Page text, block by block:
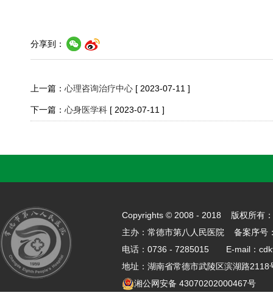
分享到：
上一篇： 心理咨询治疗中心 [ 2023-07-11 ]
下一篇： 心身医学科 [ 2023-07-11 ]
Copyrights © 2008 - 2018 版权所有
主办：常德市第八人民医院 备案序号
电话：0736 - 7285015 E-mail：
地址：湖南省常德市武陵区滨湖路
湘公网安备 43070202000467号